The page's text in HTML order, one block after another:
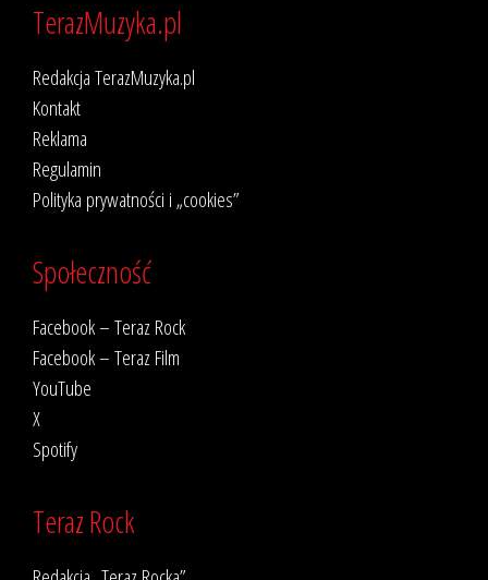
TerazMuzyka.pl
Redakcja TerazMuzyka.pl
Kontakt
Reklama
Regulamin
Polityka prywatności i „cookies”
Społeczność
Facebook – Teraz Rock
Facebook – Teraz Film
YouTube
X
Spotify
Teraz Rock